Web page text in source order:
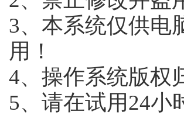
3、本系统仅供电
用！
4、操作系统版权
5、请在试用24小